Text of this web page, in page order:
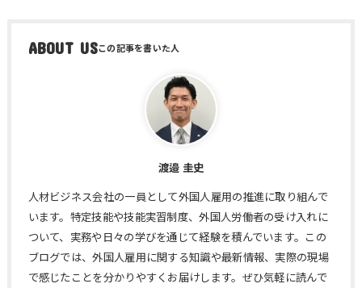
ABOUT US
渡邉 圭史
人材ビジネス会社の一員として外国人雇用の推進に取り組んで
います。特定技能や技能実習制度、外国人労働者の受け入れに
ついて、実務や日々の学びを通じて経験を積んでいます。この
ブログでは、外国人雇用に関する知識や最新情報、実際の現場
で感じたことを分かりやすくお届けします。ぜひ気軽に読んで